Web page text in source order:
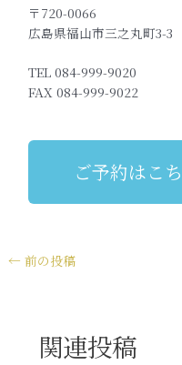
〒720-0066
広島県福山市三之丸町3-3
TEL 084-999-9020
FAX 084-999-9022
ご予約はこ
← 前の投稿
関連投稿